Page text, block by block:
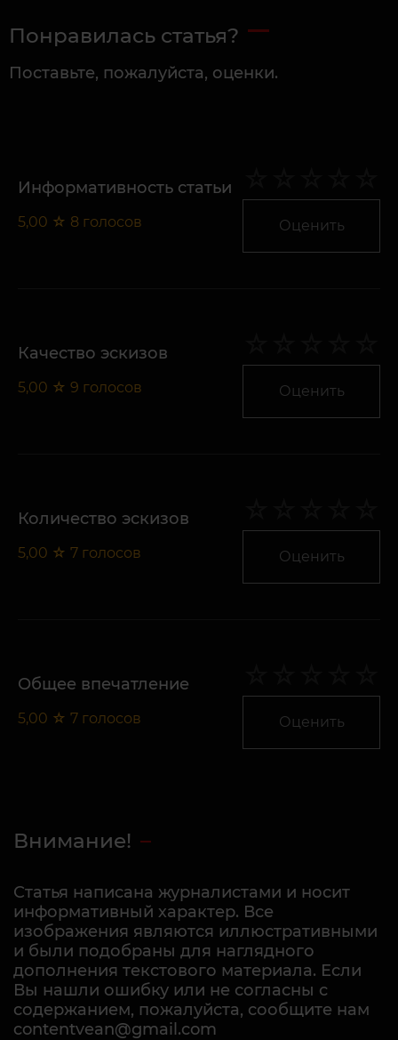
Понравилась статья?
Поставьте, пожалуйста, оценки.
Информативность статьи
5,00 ☆ 8 голосов Оценить
Качество эскизов
5,00 ☆ 9 голосов Оценить
Количество эскизов
5,00 ☆ 7 голосов Оценить
Общее впечатление
5,00 ☆ 7 голосов Оценить
Внимание!
Статья написана журналистами и носит
информативный характер. Все
изображения являются иллюстративными
и были подобраны для наглядного
дополнения текстового материала. Если
Вы нашли ошибку или не согласны с
содержанием, пожалуйста, сообщите нам
contentvean@gmail.com